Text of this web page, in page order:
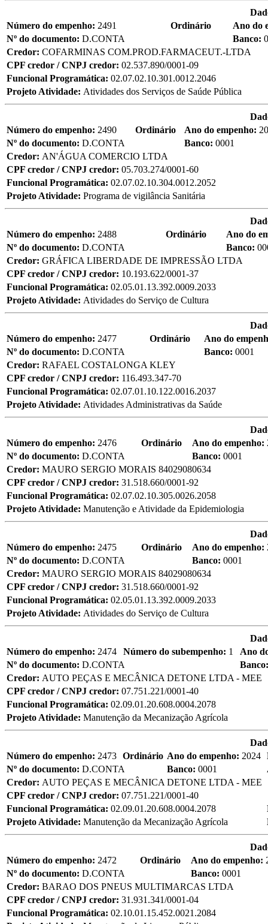
Número do empenho: 2491 Ordinário
Ano do
Nº do documento: D.CONTA Banco:
Credor: COFARMINAS COM.PROD.FARMACEUT.-LTDA
CPF credor / CNPJ credor: 02.537.890/0001-09
Funcional Programática: 02.07.02.10.301.0012.2046
Projeto Atividade: Atividades dos Serviços de Saúde Pública
Número do empenho: 2490 Ordinário Ano do empenho:
Nº do documento: D.CONTA Banco: 0001
Credor: AN'ÁGUA COMERCIO LTDA
CPF credor / CNPJ credor: 05.703.274/0001-60
Funcional Programática: 02.07.02.10.304.0012.2052
Projeto Atividade: Programa de vigilância Sanitária
Número do empenho: 2488 Ordinário
Ano do
Nº do documento: D.CONTA Banco:
Credor: GRÁFICA LIBERDADE DE IMPRESSÃO LTDA
CPF credor / CNPJ credor: 10.193.622/0001-37
Funcional Programática: 02.05.01.13.392.0009.2033
Projeto Atividade: Atividades do Serviço de Cultura
Número do empenho: 2477 Ordinário
Ano do
Nº do documento: D.CONTA Banco: 0001
Credor: RAFAEL COSTALONGA KLEY
CPF credor / CNPJ credor: 116.493.347-70
Funcional Programática: 02.07.01.10.122.0016.2037
Projeto Atividade: Atividades Administrativas da Saúde
Número do empenho: 2476 Ordinário Ano do empenho:
Nº do documento: D.CONTA Banco: 0001
Credor: MAURO SERGIO MORAIS 84029080634
CPF credor / CNPJ credor: 31.518.660/0001-92
Funcional Programática: 02.07.02.10.305.0026.2058
Projeto Atividade: Manutenção e Atividade da Epidemiologia
Número do empenho: 2475 Ordinário Ano do empenho:
Nº do documento: D.CONTA Banco: 0001
Credor: MAURO SERGIO MORAIS 84029080634
CPF credor / CNPJ credor: 31.518.660/0001-92
Funcional Programática: 02.05.01.13.392.0009.2033
Projeto Atividade: Atividades do Serviço de Cultura
Número do empenho: 2474 Número do subempenho: 1
Ano
Nº do documento: D.CONTA
Credor: AUTO PEÇAS E MECÂNICA DETONE LTDA - MEE
CPF credor / CNPJ credor: 07.751.221/0001-40
Funcional Programática: 02.09.01.20.608.0004.2078
Projeto Atividade: Manutenção da Mecanização Agrícola
Número do empenho: 2473 Ordinário Ano do empenho: 2024
Nº do documento: D.CONTA Banco: 0001
Credor: AUTO PEÇAS E MECÂNICA DETONE LTDA - MEE
CPF credor / CNPJ credor: 07.751.221/0001-40
Funcional Programática: 02.09.01.20.608.0004.2078
Projeto Atividade: Manutenção da Mecanização Agrícola
Número do empenho: 2472 Ordinário Ano do empenho:
Nº do documento: D.CONTA Banco: 0001
Credor: BARAO DOS PNEUS MULTIMARCAS LTDA
CPF credor / CNPJ credor: 31.931.341/0001-04
Funcional Programática: 02.10.01.15.452.0021.2084